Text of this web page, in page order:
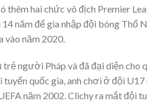
thêm hai chức vô địch Premier
14 năm để gia nhập đội bóng Thổ
vào năm 2020.
người Pháp và đã đại diện cho
quốc gia, anh chơi ở đội
năm 2002. Clichy ra mắt đội